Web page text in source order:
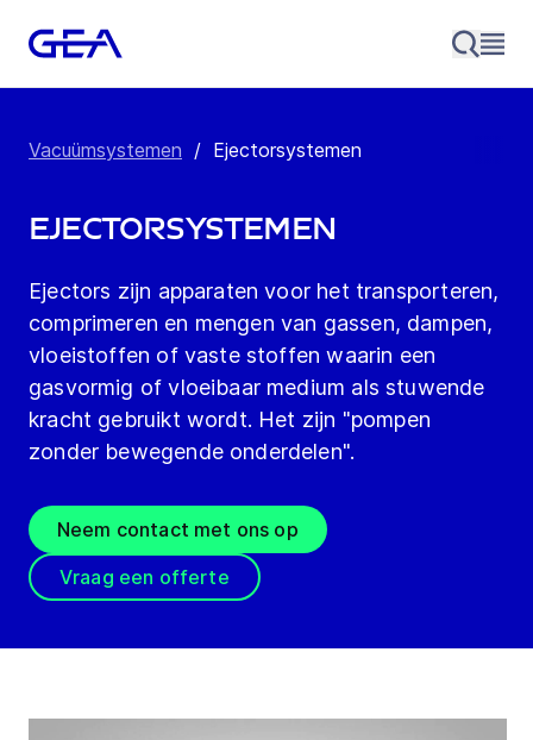
Vacuümsystemen / Ejectorsystemen
Ejectorsystemen
Ejectors zijn apparaten voor het transporteren,
comprimeren en mengen van gassen, dampen,
vloeistoffen of vaste stoffen waarin een
gasvormig of vloeibaar medium als stuwende
kracht gebruikt wordt. Het zijn "pompen
zonder bewegende onderdelen".
Neem contact met ons op
Vraag een offerte